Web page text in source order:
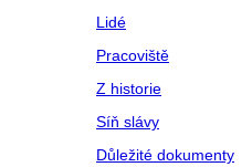
Lidé
Pracoviště
Z historie
Síň slávy
Důležité dokumenty